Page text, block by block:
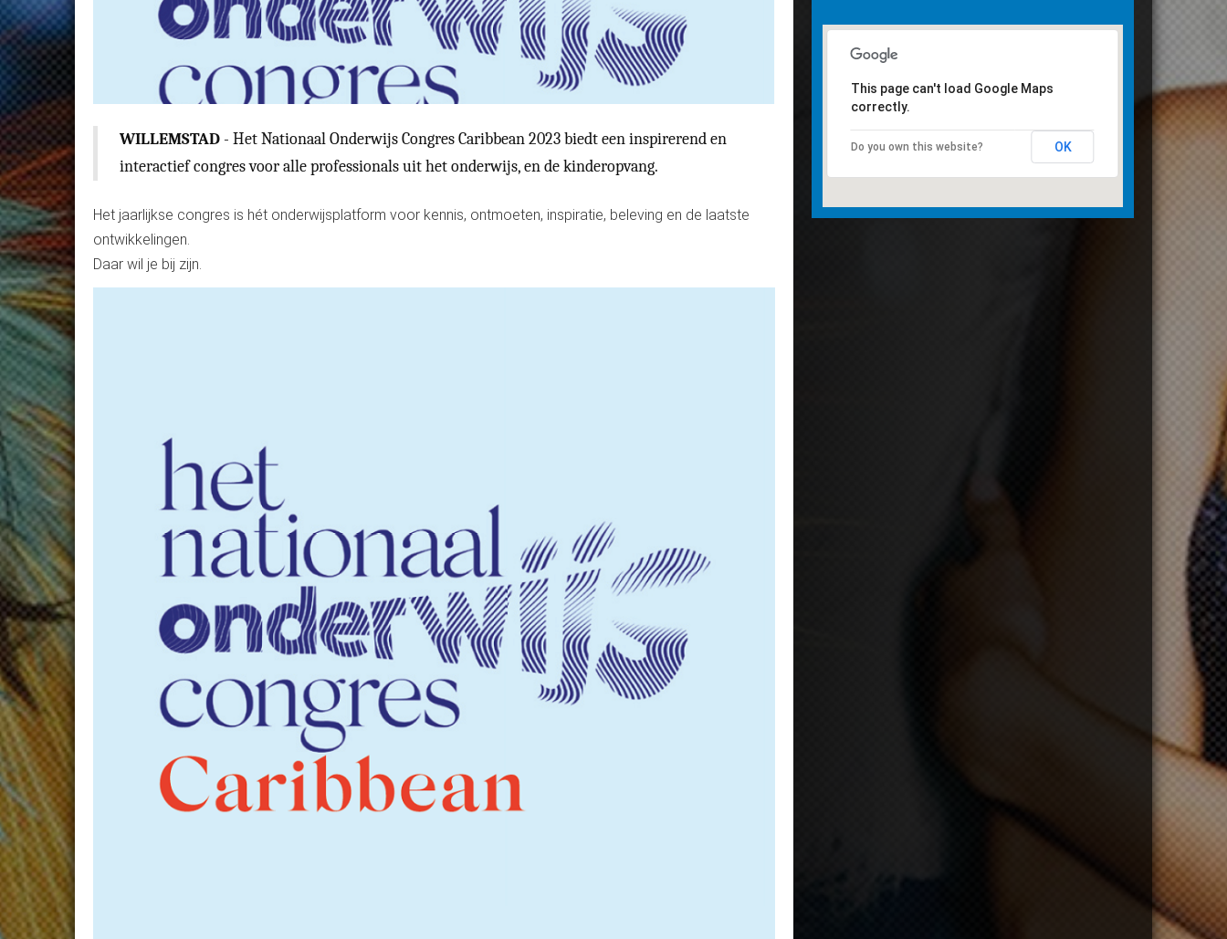
WILLEMSTAD - Het Nationaal Onderwijs Congres Caribbean 2023 biedt een inspirerend en
interactief congres voor alle professionals uit het onderwijs, en de kinderopvang.
Het jaarlijkse congres is hét onderwijsplatform voor kennis, ontmoeten, inspiratie, beleving en de laatste
ontwikkelingen.
Daar wil je bij zijn.
This page can't load Google Maps
correctly.
Do you own this website? OK